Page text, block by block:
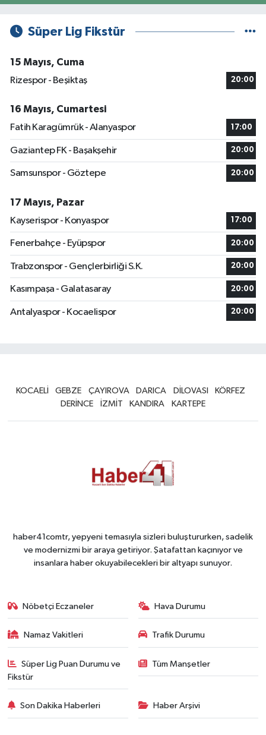
Süper Lig Fikstür
15 Mayıs, Cuma
Rizespor - Beşiktaş
20:00
16 Mayıs, Cumartesi
Fatih Karagümrük - Alanyaspor
17:00
Gaziantep FK - Başakşehir 20:00
Samsunspor - Göztepe 20:00
17 Mayıs, Pazar
Kayserispor - Konyaspor
17:00
Fenerbahçe - Eyüpspor 20:00
Trabzonspor - Gençlerbirliği S.K. 20:00
Kasımpaşa - Galatasaray 20:00
Antalyaspor - Kocaelispor 20:00
KOCAELİ GEBZE ÇAYIROVA DARICA DİLOVASI
KÖRFEZ
DERİNCE
İZMİT KANDIRA KARTEPE
haber41comtr, yepyeni temasıyla sizleri buluştururken, sadelik
ve modernizmi bir araya getiriyor. Şatafattan kaçınıyor ve
insanlara haber okuyabilecekleri bir altyapı sunuyor.
Nöbetçi Eczaneler Hava Durumu
Namaz Vakitleri Trafik Durumu
Süper Lig Puan Durumu ve
Fikstür
Tüm Manşetler
Son Dakika Haberleri Haber Arşivi